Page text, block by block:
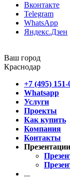
Вконтакте
Telegram
WhatsApp
Яндекс.Дзен
Ваш город
Краснодар
+7 (495) 151-
Whatsapp
Услуги
Проекты
Как купить
Компания
Контакты
Презентации
...